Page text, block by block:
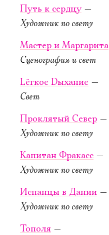
30 сентября,
Послед­ние
сви­да­ния
Старая сцена,
Путь к сердцу—
Художник по свету
Мастер и Маргарита
Сценография и свет
Lёгкое Dыхание —
Свет
Проклятый Север —
Художник по свету
Капитан Фракасс —
Художник по свету
Испанцы в Дании —
Художник по свету
Тополя —